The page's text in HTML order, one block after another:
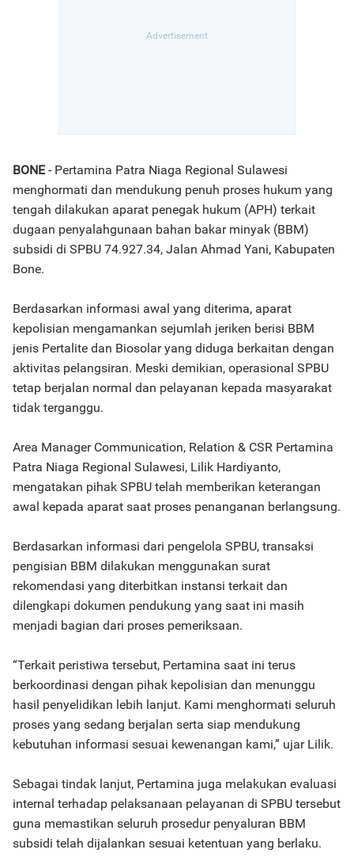
BONE- Pertamina Patra Niaga Regional Sulawesi
menghormati dan mendukung penuh proses hukum yang
tengah dilakukan aparat penegak hukum (APH) terkait
dugaan penyalahgunaan bahan bakar minyak (BBM)
subsidi di SPBU 74.927.34, Jalan Ahmad Yani, Kabupaten
Bone.
Berdasarkan informasi awal yang diterima, aparat
kepolisian mengamankan sejumlah jeriken berisi BBM
jenis Pertalite dan Biosolar yang diduga berkaitan dengan
aktivitas pelangsiran. Meski demikian, operasional SPBU
tetap berjalan normal dan pelayanan kepada masyarakat
tidak terganggu.
Area Manager Communication, Relation & CSR Pertamina
Patra Niaga Regional Sulawesi, Lilik Hardiyanto,
mengatakan pihak SPBU telah memberikan keterangan
awal kepada aparat saat proses penanganan berlangsung.
Berdasarkan informasi dari pengelola SPBU, transaksi
pengisian BBM dilakukan menggunakan surat
rekomendasi yang diterbitkan instansi terkait dan
dilengkapi dokumen pendukung yang saat ini masih
menjadi bagian dari proses pemeriksaan.
“Terkait peristiwa tersebut, Pertamina saat ini terus
berkoordinasi dengan pihak kepolisian dan menunggu
hasil penyelidikan lebih lanjut. Kami menghormati seluruh
proses yang sedang berjalan serta siap mendukung
kebutuhan informasi sesuai kewenangan kami,” ujar Lilik.
Sebagai tindak lanjut, Pertamina juga melakukan evaluasi
internal terhadap pelaksanaan pelayanan di SPBU tersebut
guna memastikan seluruh prosedur penyaluran BBM
subsidi telah dijalankan sesuai ketentuan yang berlaku.